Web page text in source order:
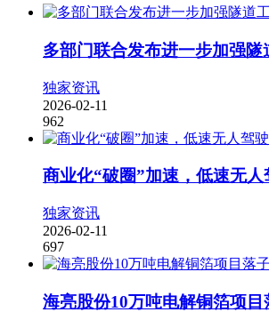
多部门联合发布进一步加强隧
独家资讯
2026-02-11
962
商业化“破圈”加速，低速无人
独家资讯
2026-02-11
697
海亮股份10万吨电解铜箔项目